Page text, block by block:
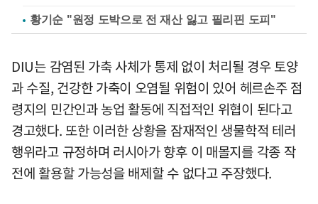
황기순 "원정 도박으로 전 재산 잃고 필리핀 도피"
DIU는 감염된 가축 사체가 통제 없이 처리될 경우 토양
과 수질, 건강한 가축이 오염될 위험이 있어 헤르손주 점
령지의 민간인과 농업 활동에 직접적인 위협이 된다고
경고했다. 또한 이러한 상황을 잠재적인 생물학적 테러
행위라고 규정하며 러시아가 향후 이 매몰지를 각종 작
전에 활용할 가능성을 배제할 수 없다고 주장했다.